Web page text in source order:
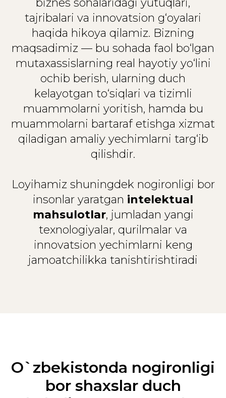
biznes sohalaridagi yutuqlari,
tajribalari va innovatsion g‘oyalari
haqida hikoya qilamiz. Bizning
maqsadimiz — bu sohada faol bo‘lgan
mutaxassislarning real hayotiy yo‘lini
ochib berish, ularning duch
kelayotgan to‘siqlari va tizimli
muammolarni yoritish, hamda bu
muammolarni bartaraf etishga xizmat
qiladigan amaliy yechimlarni targ‘ib
qilishdir.
Loyihamiz shuningdek nogironligi bor
insonlar yaratgan intelektual
mahsulotlar, jumladan yangi
texnologiyalar, qurilmalar va
innovatsion yechimlarni keng
jamoatchilikka tanishtirishtiradi
O`zbekistonda nogironligi
bor shaxslar duch